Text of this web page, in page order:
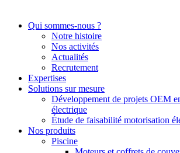
Qui sommes-nous ?
Notre histoire
Nos activités
Actualités
Recrutement
Expertises
Solutions sur mesure
Développement de projets OEM
électrique
Étude de faisabilité motorisation
Nos produits
Piscine